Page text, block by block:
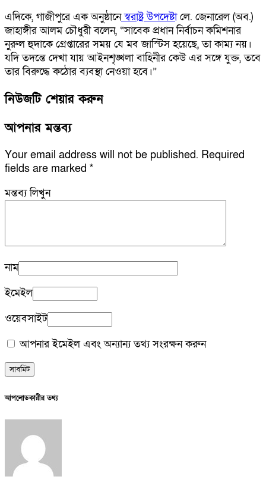
এদিকে, গাজীপুরে এক অনুষ্ঠানেস্বরাষ্ট্র উপদেষ্টালে. জেনারেল (অব.)
জাহাঙ্গীর আলম চৌধুরী বলেন, “সাবেক প্রধান নির্বাচন কমিশনার
নুরুল হুদাকে গ্রেপ্তারের সময় যে মব জাস্টিস হয়েছে, তা কাম্য নয়।
যদি তদন্তে দেখা যায় আইনশৃঙ্খলা বাহিনীর কেউ এর সঙ্গে যুক্ত, তবে
তার বিরুদ্ধে কঠোর ব্যবস্থা নেওয়া হবে।”
নিউজটি শেয়ার করুন
আপনার মন্তব্য
Your email address will not be published. Required
fields are marked *
মন্তব্য লিখুন
নাম
ইমেইল
ওয়েবসাইট
আপনার ইমেইল এবং অন্যান্য তথ্য সংরক্ষন করুন
আপলোডকারীর তথ্য